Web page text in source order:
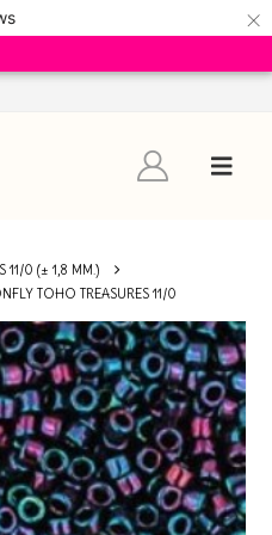
×
11/0 (± 1,8 MM.)
TOHO TREASURES 11/0